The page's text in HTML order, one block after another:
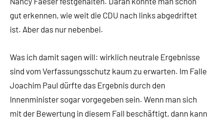
gut erkennen, wie weit die CDU nach links abgedriftet
ist. Aber das nur nebenbei.
Was ich damit sagen will: wirklich neutrale Ergebnisse
sind vom Verfassungsschutz kaum zu erwarten. Im Falle
Joachim Paul dürfte das Ergebnis durch den
Innenminister sogar vorgegeben sein. Wenn man sich
mit der Bewertung in diesem Fall beschäftigt, dann kann